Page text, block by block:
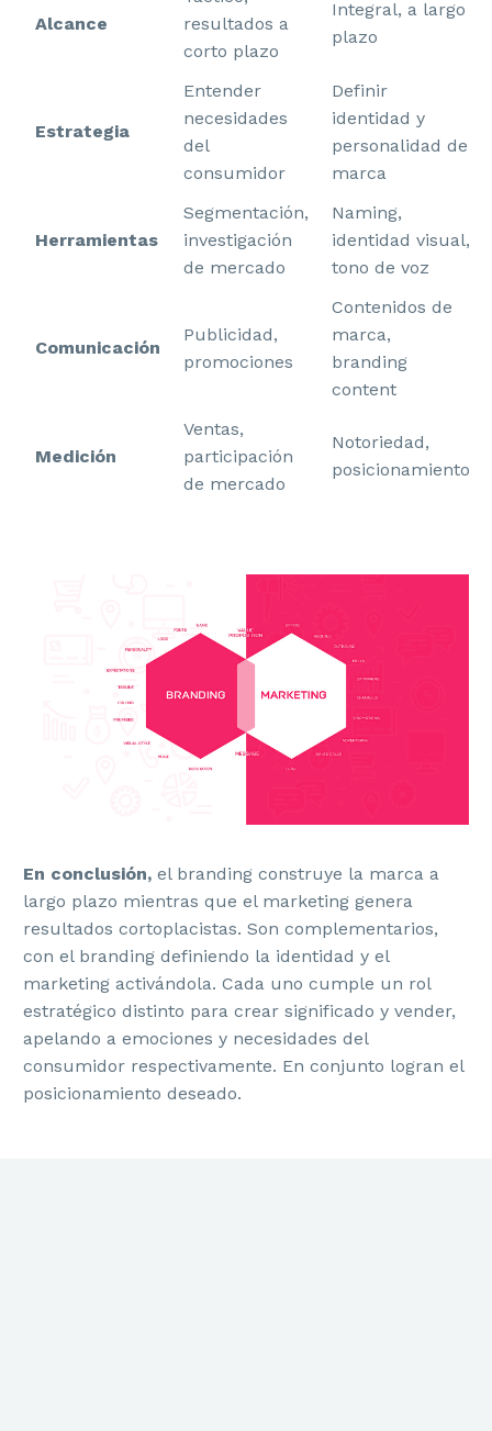
Alcance
resultados a
corto plazo
Integral, a largo
plazo
Estrategia
Entender
necesidades
del
consumidor
Definir
identidad y
personalidad de
marca
Herramientas
Segmentación,
investigación
de mercado
Naming,
identidad visual,
tono de voz
Comunicación
Publicidad,
promociones
Contenidos de
marca,
branding
content
Medición
Ventas,
participación
de mercado
Notoriedad,
posicionamiento
En conclusión, el branding construye la marca a
largo plazo mientras que el marketing genera
resultados cortoplacistas. Son complementarios,
con el branding definiendo la identidad y el
marketing activándola. Cada uno cumple un rol
estratégico distinto para crear significado y vender,
apelando a emociones y necesidades del
consumidor respectivamente. En conjunto logran el
posicionamiento deseado.